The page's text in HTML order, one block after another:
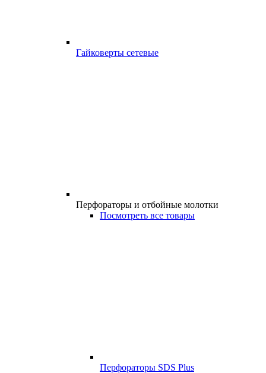
Гайковерты сетевые
Перфораторы и отбойные молотки
Посмотреть все товары
Перфораторы SDS Plus